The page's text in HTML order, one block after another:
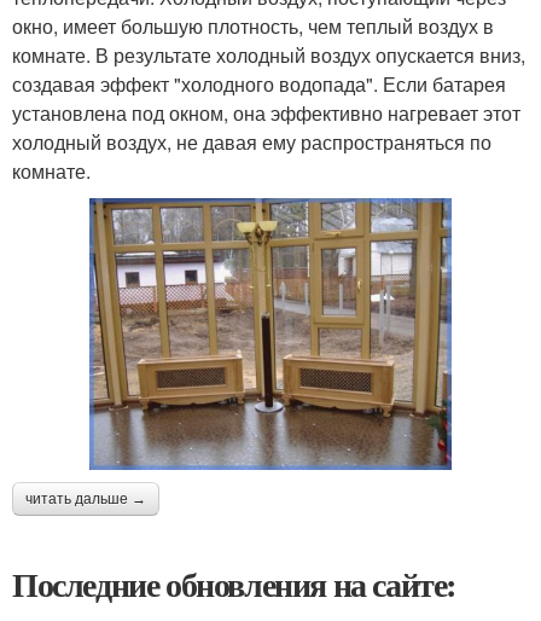
окно, имеет большую плотность, чем теплый воздух в
комнате. В результате холодный воздух опускается вниз,
создавая эффект "холодного водопада". Если батарея
установлена под окном, она эффективно нагревает этот
холодный воздух, не давая ему распространяться по
комнате.
читать дальше →
Последние обновления на сайте: